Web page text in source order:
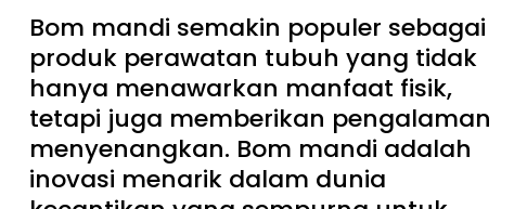
Bom mandi semakin populer sebagai
produk perawatan tubuh yang tidak
hanya menawarkan manfaat fisik,
tetapi juga memberikan pengalaman
menyenangkan. Bom mandi adalah
inovasi menarik dalam dunia